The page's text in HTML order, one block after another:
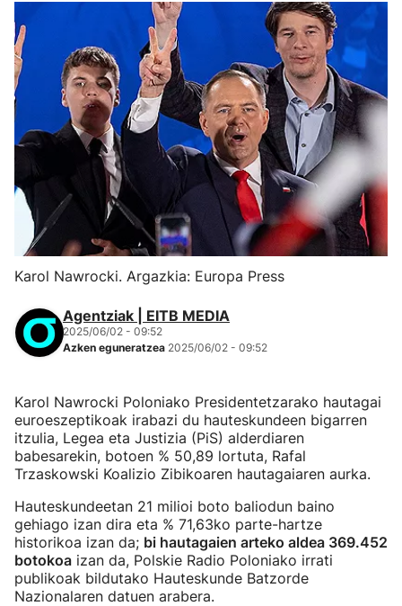
Karol Nawrocki. Argazkia: Europa Press
Agentziak | EITB MEDIA
2025/06/02 - 09:52
Azken eguneratzea 2025/06/02 - 09:52
Karol Nawrocki Poloniako Presidentetzarako hautagai
euroeszeptikoak irabazi du hauteskundeen bigarren
itzulia, Legea eta Justizia (PiS) alderdiaren
babesarekin, botoen % 50,89 lortuta, Rafal
Trzaskowski Koalizio Zibikoaren hautagaiaren aurka.
Hauteskundeetan 21 milioi boto baliodun baino
gehiago izan dira eta % 71,63ko parte-hartze
historikoa izan da; bi hautagaien arteko aldea 369.452
botokoa izan da, Polskie Radio Poloniako irrati
publikoak bildutako Hauteskunde Batzorde
Nazionalaren datuen arabera.